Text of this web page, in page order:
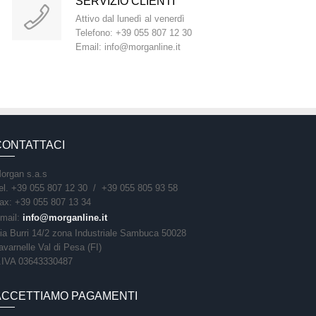
Attivo dal lunedì al venerdì
Telefono: +39 055 807 12 30
Email: info@morganline.it
s.a.s
+39 055 807 12 30 / +39 055 805 93 58
+39 055 807 13 34
info@morganline.it
Burri 14/2 zona Industriale Sambuca 50028
Val di Pesa (FI)
03643330487
PAGAMENTI